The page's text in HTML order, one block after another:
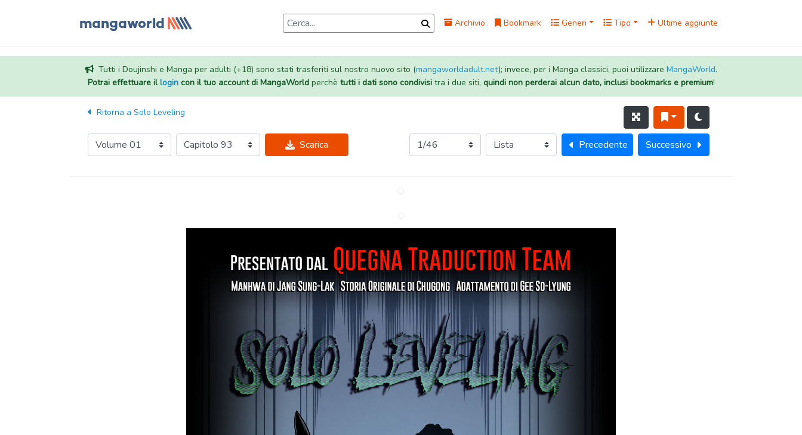
Archivio Bookmark Generi Tipo Ultime aggiunte
Tutti i Doujinshi e Manga per adulti (+18) sono stati trasferiti sul nostro nuovo sito (mangaworldadult.net); invece, per i Manga classici, puoi utilizzare MangaWorld.
Potrai effettuare illogincon il tuo account di MangaWorldperchè tutti i dati sono condivisitra i due siti, quindi non perderai alcun dato, inclusi bookmarks e premium!
Ritorna a Solo Leveling
Scarica Precedente Successivo